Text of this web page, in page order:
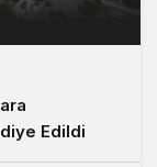
Edildi